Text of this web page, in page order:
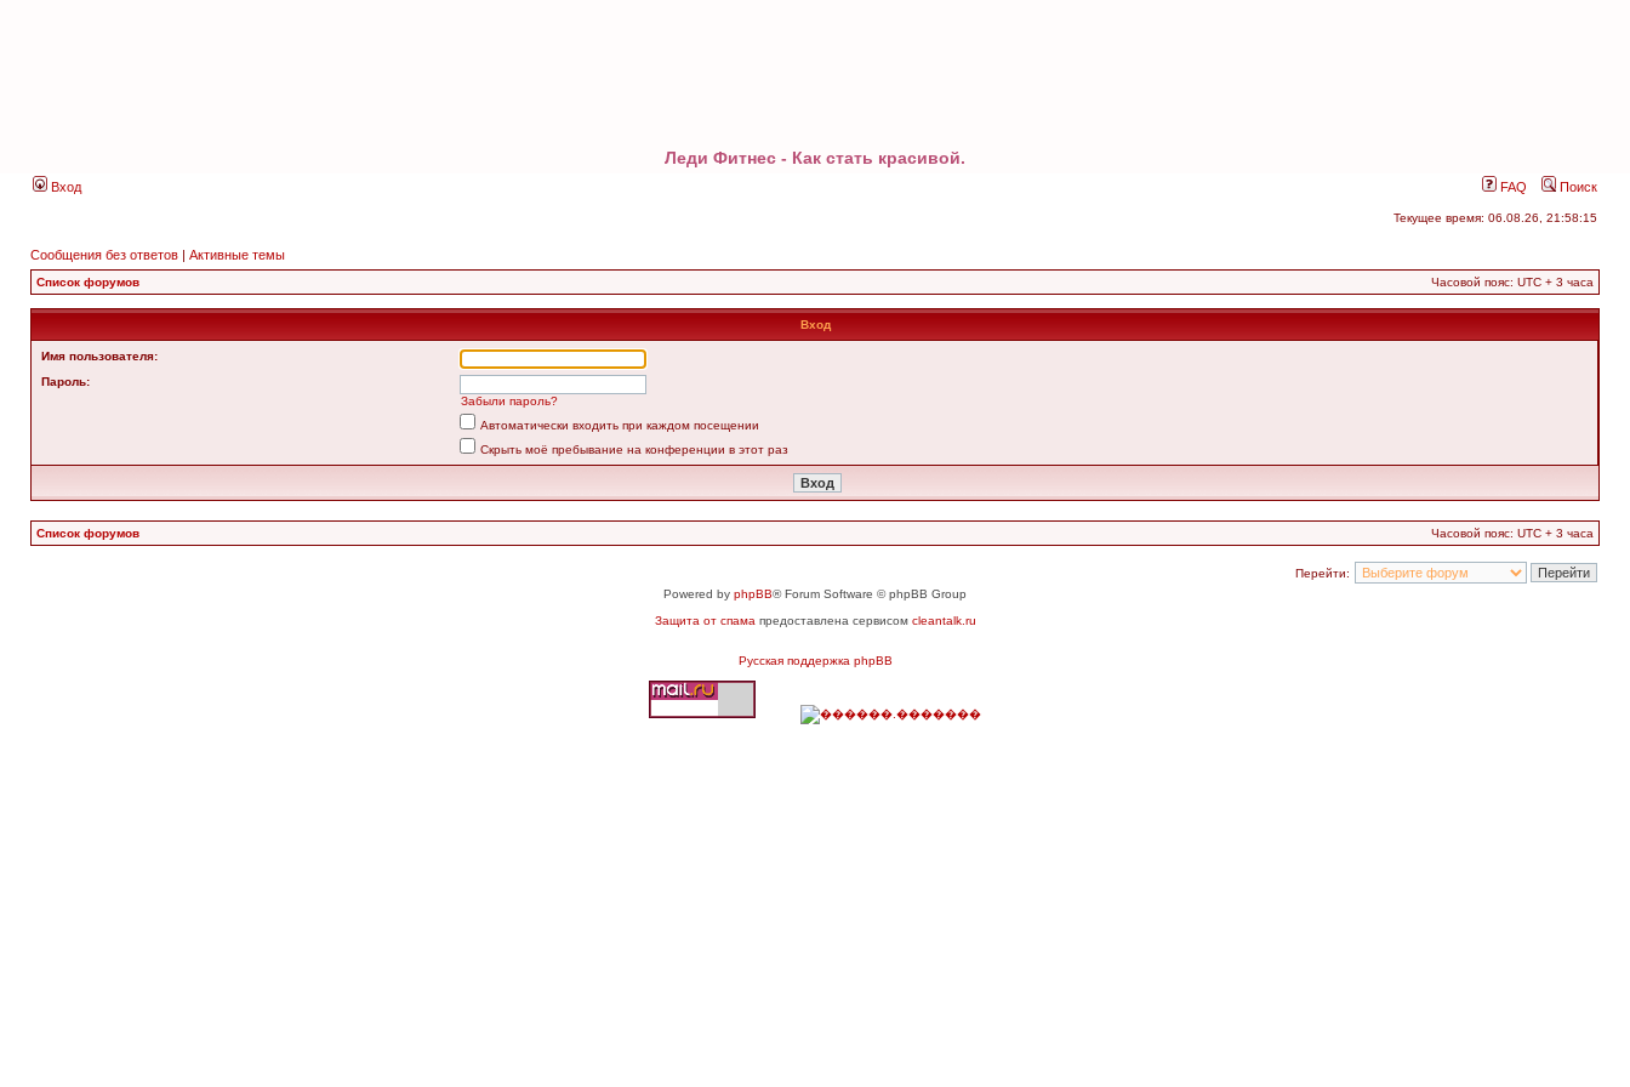
Леди Фитнес - Как стать красивой.
Вход FAQ Поиск
Текущее время: 06.08.26, 21:58:15
Сообщения без ответов | Активные темы
Список форумов Часовой пояс: UTC + 3 часа
Вход
Имя пользователя:
Пароль:
Забыли пароль?
Автоматически входить при каждом посещении
Скрыть моё пребывание на конференции в этот раз
Список форумов Часовой пояс: UTC + 3 часа
Перейти:
Powered by phpBB® Forum Software © phpBB Group
Защита от спама предоставлена сервисом cleantalk.ru
Русская поддержка phpBB